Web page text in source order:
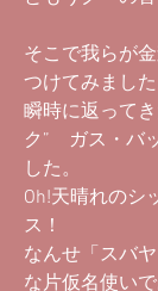
そこで我らが
つけてみました
瞬時に返って
ク” ガス・バ
した。
Oh!天晴れのシ
ス！
なんせ「スバ
な片仮名使い